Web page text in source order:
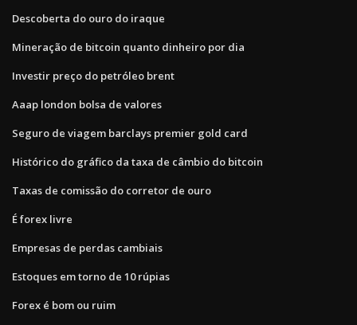
Descoberta do ouro do iraque
Mineração de bitcoin quanto dinheiro por dia
Investir preço do petróleo brent
Aaap london bolsa de valores
Seguro de viagem barclays premier gold card
Histórico do gráfico da taxa de câmbio do bitcoin
Taxas de comissão do corretor de ouro
É forex livre
Empresas de perdas cambiais
Estoques em torno de 10 rúpias
Forex é bom ou ruim